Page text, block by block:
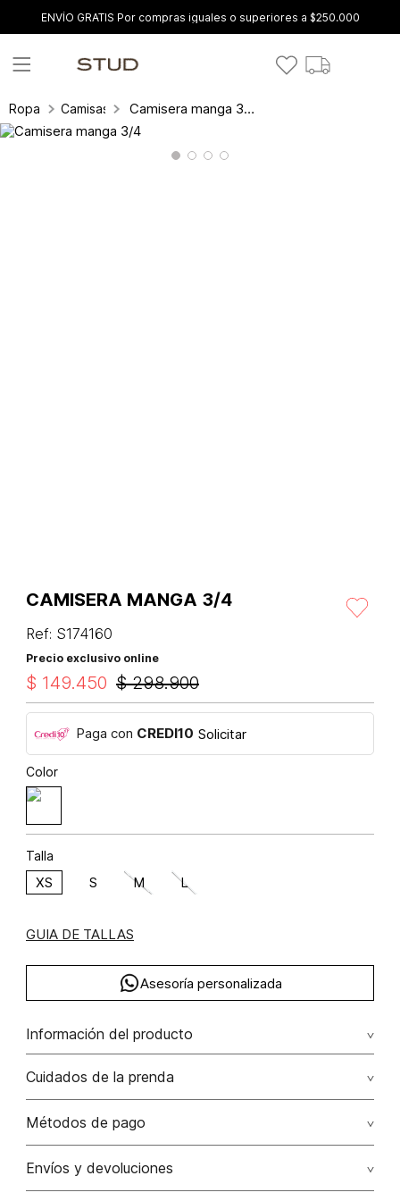
ENVÍO GRATIS Por compras iguales o superiores a $250.000
Ropa Camisas y blusas Camisera manga 3/4
CAMISERA MANGA 3/4
Ref: S174160
Precio exclusivo online
$ 298.900
$ 149.450
Paga con CREDI10 Solicitar
Color
Talla
XS S M L
GUIA DE TALLAS
Asesoría personalizada
Información del producto
Algodón 100% 100.00% algodón/cotton
Cuidados de la prenda
Lavar a mano por separado / no dejar en remojo / no
No usar lejia
Métodos de pago
Tarjetas de crédito: Visa, Dinners, Master Card y American
Envíos y devoluciones